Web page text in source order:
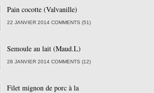
Pain cocotte (Valvanille)
22 JANVIER 2014 COMMENTS (51)
Semoule au lait (Maud.L)
28 JANVIER 2014 COMMENTS (12)
Filet mignon de porc à la